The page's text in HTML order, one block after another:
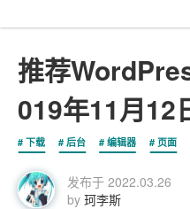
推荐
019年11月12
下载 后台 编辑器 页面
发布于 2022.03.26
by 珂李斯